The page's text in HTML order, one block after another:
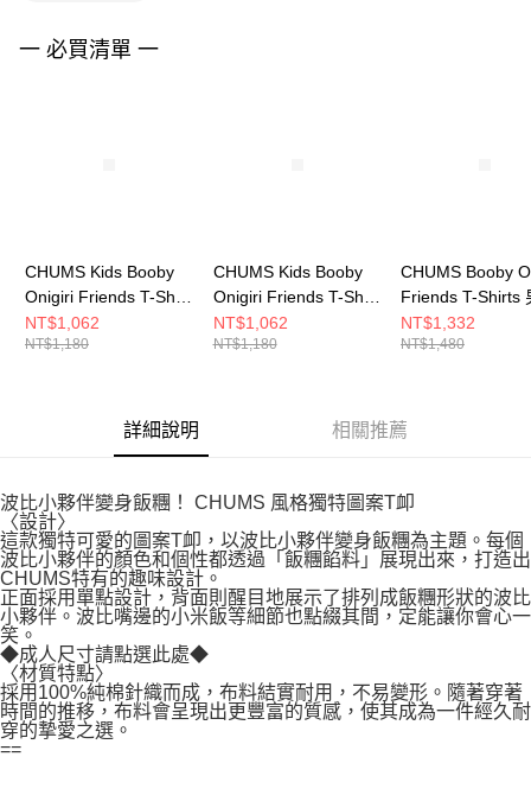
４．使用「AFTEE先享後付」時，將依據個別帳號之用戶狀況，依本公司即
一 必買清單 一
CHUMS Kids Booby
Onigiri Friends T-Shirt
中大童 短袖上衣 米灰
色 CH211444G057
NT$1,062
NT$1,180
CHUMS Kids Booby
Onigiri Friends T-Shirt
中大童 短袖上衣
Green Crazy
NT$1,062
NT$1,180
CHUMS Booby
Friends T-Shirts
袖上衣 米灰色
CH012743G057
NT$1,332
NT$1,480
詳細說明 相關推薦
波比小夥伴變身飯糰！ CHUMS 風格獨特圖案T卹
〈設計〉
這款獨特可愛的圖案T卹，以波比小夥伴變身飯糰為主題。每個
波比小夥伴的顏色和個性都透過「飯糰餡料」展現出來，打造出
CHUMS特有的趣味設計。
正面採用單點設計，背面則醒目地展示了排列成飯糰形狀的波比
小夥伴。波比嘴邊的小米飯等細節也點綴其間，定能讓你會心一
笑。
◆成人尺寸請點選此處◆
〈材質特點〉
採用100%純棉針織而成，布料結實耐用，不易變形。隨著穿著
時間的推移，布料會呈現出更豐富的質感，使其成為一件經久耐
穿的摯愛之選。
==